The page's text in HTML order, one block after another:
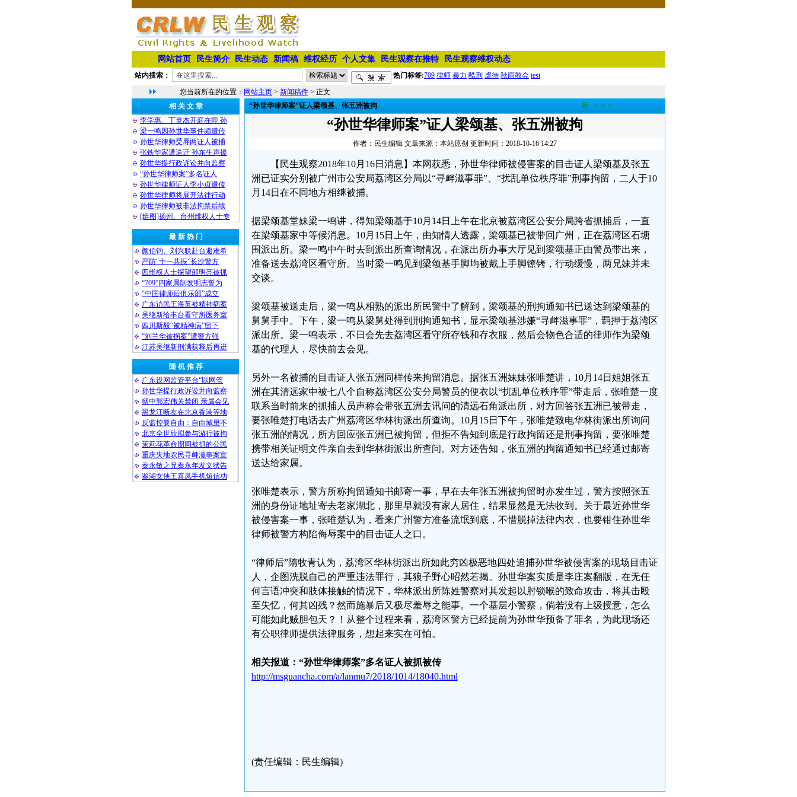
网站首页 民生简介 民生动态 新闻稿 维权经历 个人文集 民生观察在推特 民生观察维权动态
站内搜索： 热门标签:709 律师 暴力 酷刑 虐待 秋雨教会 test
您当前所在的位置： 网站主页 > 新闻稿件 > 正文
相 关 文 章
李学惠、丁灵杰开庭在即 孙
梁一鸣因孙世华事件频遭传
孙世华律师受辱两证人被捕
张铁华家遭逼迁 孙东生声援
孙世华提行政诉讼并向监察
“孙世华律师案”多名证人
孙世华律师证人李小贞遭传
孙世华律师将展开法律行动
孙世华律师被非法拘禁后续
[组图]扬州、台州维权人士专
最 新 热 门
颜伯钧、刘兴联赴台避难希
严防“十一共振”长沙警方
四维权人士探望邵明亮被抓
“709”四家属削发明志誓为
“中国律师后俱乐部”成立
广东访民王海英被精神病案
吴继新给丰台看守所医务室
四川斯毅“被精神病”留下
“刘兰华被拐案”遭警方强
江苏吴继新刑满获释后再进
随 机 推 荐
广东设网监管平台“以网管
孙世华提行政诉讼并向监察
狱中郭宏伟关禁闭 亲属会见
黑龙江断友在北京香港等地
反监控要自由：自由城里不
北京全世欣拟参与游行被拘
茉莉花革命期间被抓的公民
重庆失地农民寻衅滋事案宣
秦永敏之兄秦永年发文状告
鉴湖女侠王喜凤手机短信功
“孙世华律师案”证人梁颂基、张五洲被拘 荐 ★★★
“孙世华律师案”证人梁颂基、张五洲被拘
作者：民生编辑 文章来源：本站原创 更新时间：2018-10-16 14:27
【民生观察2018年10月16日消息】本网获悉，孙世华律师被侵害案的目击证人梁颂基及张五
洲已证实分别被广州市公安局荔湾区分局以“寻衅滋事罪”、“扰乱单位秩序罪”刑事拘留，二人于10
月14日在不同地方相继被捕。
据梁颂基堂妹梁一鸣讲，得知梁颂基于10月14日上午在北京被荔湾区公安分局跨省抓捕后，一直
在梁颂基家中等候消息。10月15日上午，由知情人透露，梁颂基已被带回广州，正在荔湾区石塘
围派出所。梁一鸣中午时去到派出所查询情况，在派出所办事大厅见到梁颂基正由警员带出来，
准备送去荔湾区看守所。当时梁一鸣见到梁颂基手脚均被戴上手脚镣铐，行动缓慢，两兄妹并未
交谈。
梁颂基被送走后，梁一鸣从相熟的派出所民警中了解到，梁颂基的刑拘通知书已送达到梁颂基的
舅舅手中。下午，梁一鸣从梁舅处得到刑拘通知书，显示梁颂基涉嫌“寻衅滋事罪”，羁押于荔湾区
派出所。梁一鸣表示，不日会先去荔湾区看守所存钱和存衣服，然后会物色合适的律师作为梁颂
基的代理人，尽快前去会见。
另外一名被捕的目击证人张五洲同样传来拘留消息。据张五洲妹妹张唯楚讲，10月14日姐姐张五
洲在其清远家中被七八个自称荔湾区公安分局警员的便衣以“扰乱单位秩序罪”带走后，张唯楚一度
联系当时前来的抓捕人员声称会带张五洲去讯问的清远石角派出所，对方回答张五洲已被带走，
要张唯楚打电话去广州荔湾区华林街派出所查询。10月15日下午，张唯楚致电华林街派出所询问
张五洲的情况，所方回应张五洲已被拘留，但拒不告知到底是行政拘留还是刑事拘留，要张唯楚
携带相关证明文件亲自去到华林街派出所查问。对方还告知，张五洲的拘留通知书已经通过邮寄
送达给家属。
张唯楚表示，警方所称拘留通知书邮寄一事，早在去年张五洲被拘留时亦发生过，警方按照张五
洲的身份证地址寄去老家湖北，那里早就没有家人居住，结果显然是无法收到。关于最近孙世华
被侵害案一事，张唯楚认为，看来广州警方准备流氓到底，不惜脱掉法律内衣，也要钳住孙世华
律师被警方构陷侮辱案中的目击证人之口。
“律师后”隋牧青认为，荔湾区华林街派出所如此穷凶极恶地四处追捕孙世华被侵害案的现场目击证
人，企图洗脱自己的严重违法罪行，其狼子野心昭然若揭。孙世华案实质是李庄案翻版，在无任
何言语冲突和肢体接触的情况下，华林派出所陈姓警察对其发起以肘锁喉的致命攻击，将其击殴
至失忆，何其凶残？然而施暴后又极尽羞辱之能事。一个基层小警察，倘若没有上级授意，怎么
可能如此贼胆包天？！从整个过程来看，荔湾区警方已经提前为孙世华预备了罪名，为此现场还
有公职律师提供法律服务，想起来实在可怕。
相关报道：“孙世华律师案”多名证人被抓被传
http://msguancha.com/a/lanmu7/2018/1014/18040.html
(责任编辑：民生编辑)